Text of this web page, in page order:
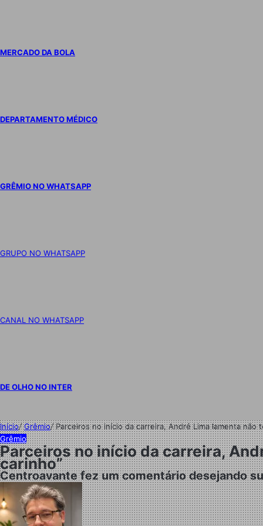
MERCADO DA BOLA
DEPARTAMENTO MÉDICO
GRÊMIO NO WHATSAPP
GRUPO NO WHATSAPP
CANAL NO WHATSAPP
DE OLHO NO INTER
Início/Grêmio/Parceiros no início da carreira, André Lima lamenta não
Grêmio
Parceiros no início da carreira,
carinho”
Centroavante fez um comentário desejando